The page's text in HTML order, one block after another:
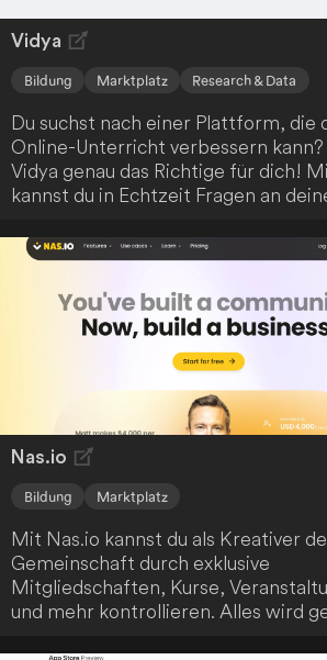
Vidya
Bildung Marktplatz Research & Data
Du suchst nach einer Plattform, die
Online-Unterricht verbessern kann?
Vidya genau das Richtige für dich!
kannst du in Echtzeit Fragen an
verfolgen. So behältst du den
den Verlauf deiner Online-
gewinnst wertvolle Einblicke. Die
in dein bestehendes
Lernmanagementsystem ist
Vidya ist sogar direkt auf dem Zoom-
Marktplatz verfügbar - also lass dich
dieser innovativen Lösung
Nas.io
Bildung Marktplatz
Mit Nas.io kannst du als Kreativer
Gemeinschaft durch exklusive
Mitgliedschaften, Kurse,
und mehr kontrollieren. Alles wird